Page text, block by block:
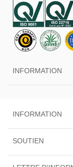
INFORMATION
INFORMATION
SOUTIEN